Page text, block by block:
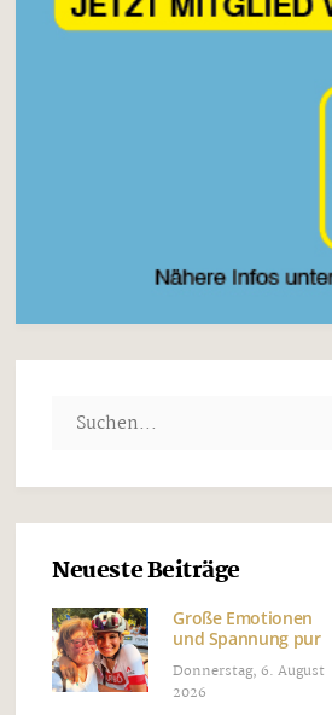
Neueste Beiträge
Große Emotionen
und Spannung pur
Donnerstag, 6. August
2026